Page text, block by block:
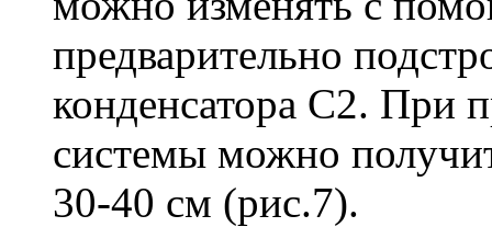
предварительно
конденсатора С2. При
системы можно
30-40 см (рис.7).